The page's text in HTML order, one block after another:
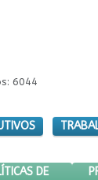
6044
SOBRE
DE